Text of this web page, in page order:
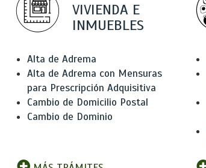
VIVIENDA E
INMUEBLES
Alta de Adrema
Alta de Adrema con Mensuras
para Prescripción Adquisitiva
Cambio de Domicilio Postal
Cambio de Dominio